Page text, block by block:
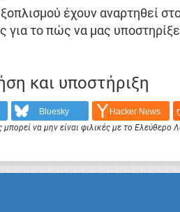
έχουν αναρτηθεί
για το πώς να μας
και υποστήριξη
Bluesky Hacker News
μπορεί να μην είναι φιλικές με το Ελεύθερο